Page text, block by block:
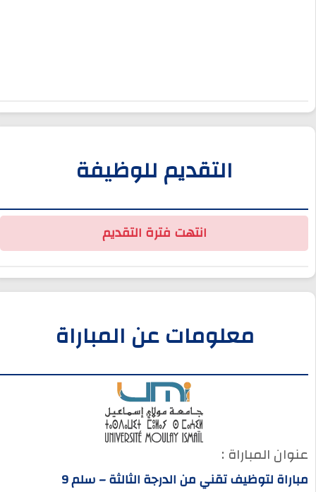
التقديم للوظيفة
انتهت فترة التقديم
معلومات عن المباراة
عنوان المباراة :
مباراة لتوظيف تقني من الدرجة الثالثة – سلم 9